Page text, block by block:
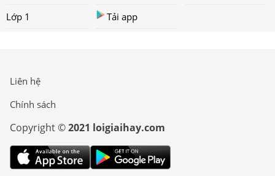
Lớp 1
Tải app
Liên hệ
Chính sách
Copyright ©2021 loigiaihay.com